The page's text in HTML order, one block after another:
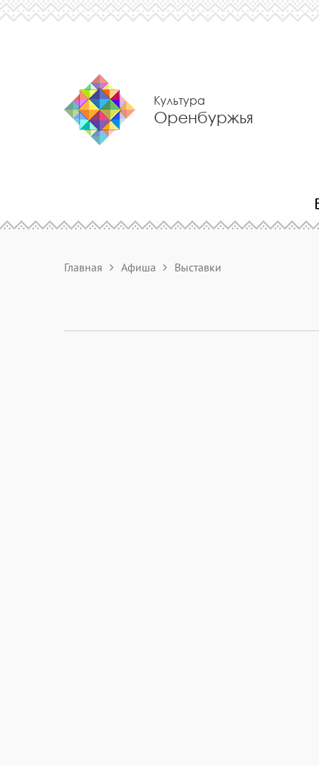
Культура
Оренбуржья
Главная Афиша Выставки